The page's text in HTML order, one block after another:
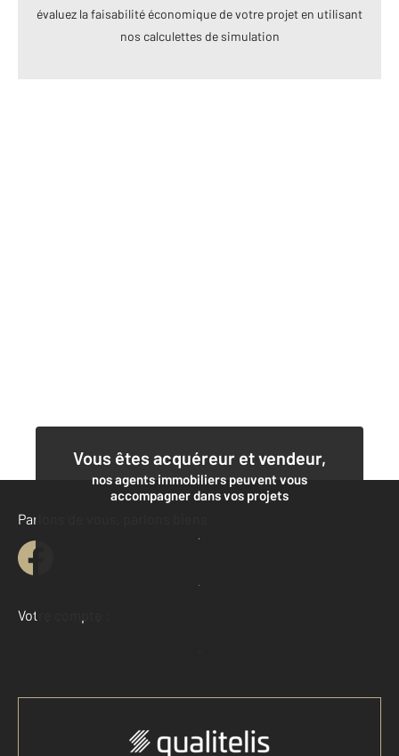
évaluez la faisabilité économique de votre projet en utilisant
nos calculettes de simulation
Vous êtes acquéreur et vendeur,
nos agents immobiliers peuvent vous
accompagner dans vos projets
Contacter l'agence
Demander une estimation
Parlons de vous, parlons biens
Votre compte :
Accéder à mon compte